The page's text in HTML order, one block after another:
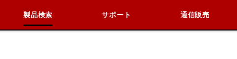
製品検索 サポート 通信販売